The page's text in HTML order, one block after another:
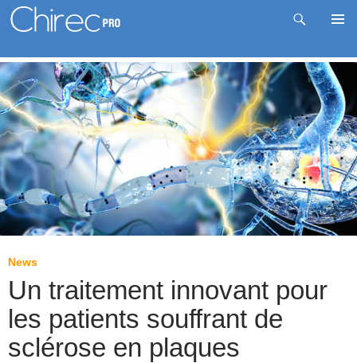
Recherche
Aller
au
contenu
News
Un traitement innovant pour
les patients souffrant de
sclérose en plaques